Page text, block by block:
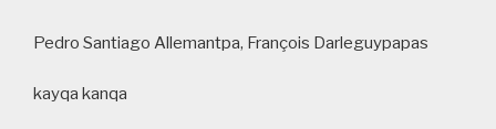
Pedro Santiago Allemantpa, François Darleguypapas
kayqa kanqa